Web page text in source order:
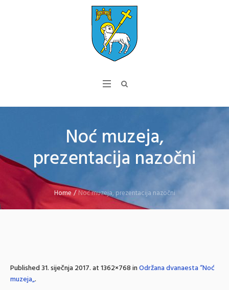
Noć muzeja,
prezentacija nazočni
Home /Noć muzeja, prezentacija nazočni
Published31. siječnja 2017.at 1362×768 inOdržana dvanaesta “Noć
muzeja„.